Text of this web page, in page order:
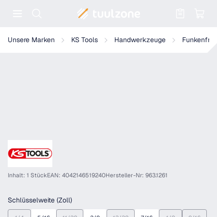
Unsere Marken KS Tools Handwerkzeuge
KS Tools BRONZEplus Stecknuss 1/2" 6-kant
Inhalt: 1 StückEAN: 4042146519240Hersteller-Nr: 963.1261
Schlüsselweite (Zoll)auswählen